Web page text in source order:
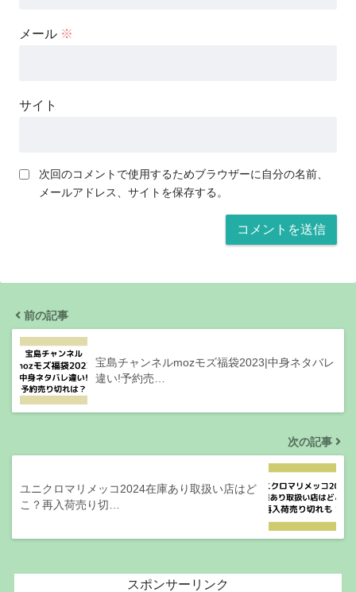
メール ※
サイト
次回のコメントで使用するためブラウザーに自分の名前、
メールアドレス、サイトを保存する。
前の記事
宝島チャンネルmozモズ福袋2023|中身ネタバレ
違い!予約売…
次の記事
ユニクロマリメッコ2024在庫あり取扱い店はど
こ？再入荷売り切…
スポンサーリンク